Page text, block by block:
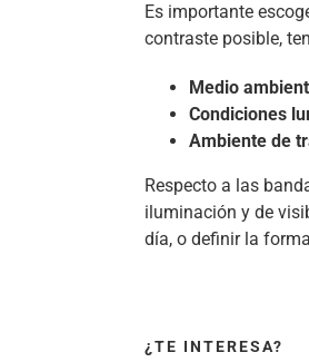
Es importante
contraste posible,
Medio
Condiciones
Ambiente de
Respecto a las
iluminación y de
día, o definir la
¿TE INTERESA?